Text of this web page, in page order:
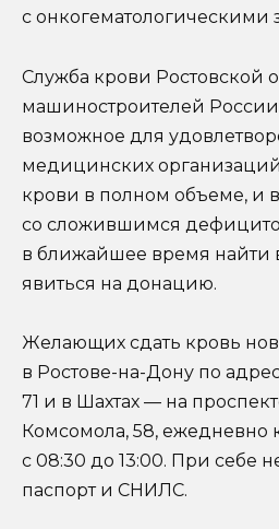
с онкогематологическими
Служба крови Ростовской
машиностроителей
возможное для
медицинских
крови в полном объеме, и
со сложившимся
в ближайшее время найти
явиться на донацию.
Желающих сдать кровь
в Ростове-на-Дону по
71 и в Шахтах — на
Комсомола, 58, ежедневно
с 08:30 до 13:00. При себе
паспорт и СНИЛС.